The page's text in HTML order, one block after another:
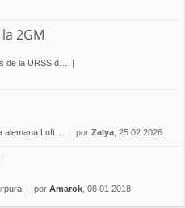
2GM
de la URSS d…
alemana Luft… por Zalya , 25 02 2026
por Amarok , 08 01 2018